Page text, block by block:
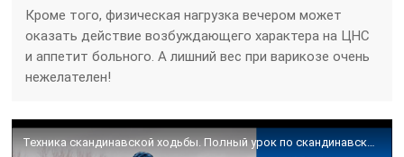
Кроме того, физическая нагрузка вечером может
оказать действие возбуждающего характера на ЦНС
и аппетит больного. А лишний вес при варикозе очень
нежелателен!